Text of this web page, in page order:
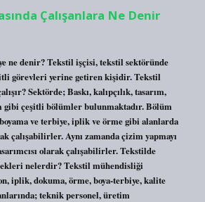
Çalışanlara Ne Denir
ne denir? Tekstil işçisi, tekstil sektöründe
görevleri yerine getiren kişidir. Tekstil
Sektörde; Baskı, kalıpçılık, tasarım,
gibi çeşitli bölümler bulunmaktadır. Bölüm
ve terbiye, iplik ve örme gibi alanlarda
çalışabilirler. Aynı zamanda çizim yapmayı
olarak çalışabilirler. Tekstilde
nelerdir? Tekstil mühendisliği
iplik, dokuma, örme, boya-terbiye, kalite
teknik personel, üretim